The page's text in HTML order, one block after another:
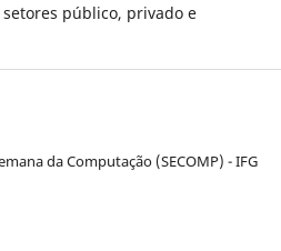
público, privado e
da Computação (SECOMP) - IFG